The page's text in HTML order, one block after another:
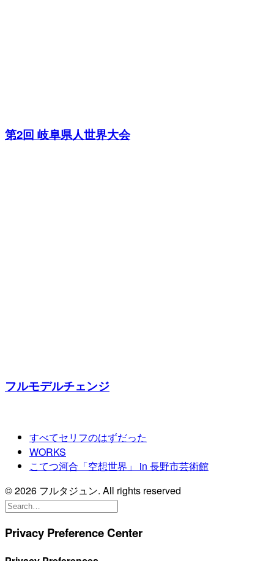
第2回 岐阜県人世界大会
フルモデルチェンジ
すべてセリフのはずだった
WORKS
こてつ河合「空想世界」 in 長野市芸術館
© 2026 フルタジュン. All rights reserved
Privacy Preference Center